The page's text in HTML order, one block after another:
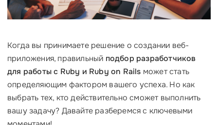
Когда вы принимаете решение о создании веб-
приложения, правильный подбор разработчиков
для работы с Ruby и Ruby on Rails может стать
определяющим фактором вашего успеха. Но как
выбрать тех, кто действительно сможет выполнить
вашу задачу? Давайте разберемся с ключевыми